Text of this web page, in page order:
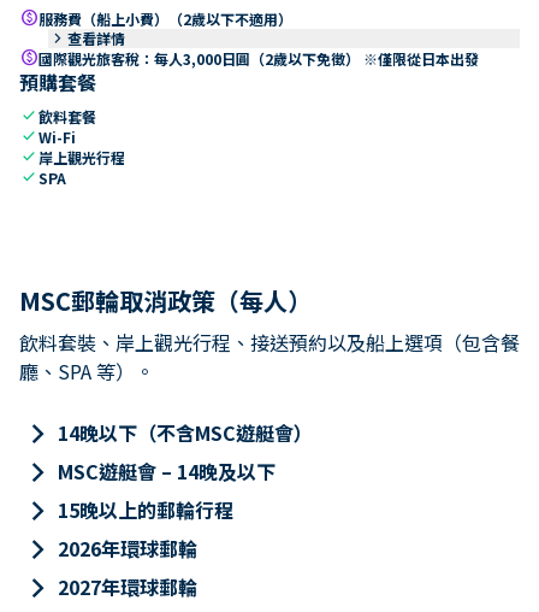
paid服務費（船上小費）（2歲以下不適用）
keyboard_arrow_right 查看詳情
paid國際觀光旅客稅：每人3,000日圓（2歲以下免徵） ※僅限從日本出發
預購套餐
check飲料套餐
checkWi-Fi
check 岸上觀光行程
checkSPA
MSC郵輪取消政策（每人）
飲料套裝、岸上觀光行程、接送預約以及船上選項（包含餐
廳、SPA 等）。
keyboard_arrow_right 14晚以下（不含MSC遊艇會）
keyboard_arrow_right MSC遊艇會 – 14晚及以下
keyboard_arrow_right 15晚以上的郵輪行程
keyboard_arrow_right 2026年環球郵輪
keyboard_arrow_right 2027年環球郵輪